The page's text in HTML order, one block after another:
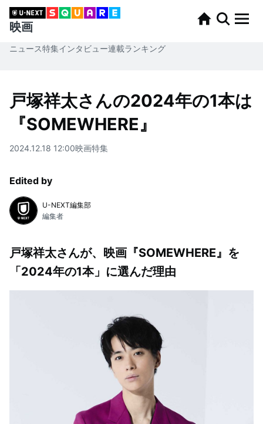
映画
ニュース特集インタビュー連載ランキング
戸塚祥太さんの2024年の1本は
『SOMEWHERE』
2024.12.18 12:00映画特集
Edited by
U-NEXT編集部
編集者
戸塚祥太さんが、映画『SOMEWHERE』を
「2024年の1本」に選んだ理由